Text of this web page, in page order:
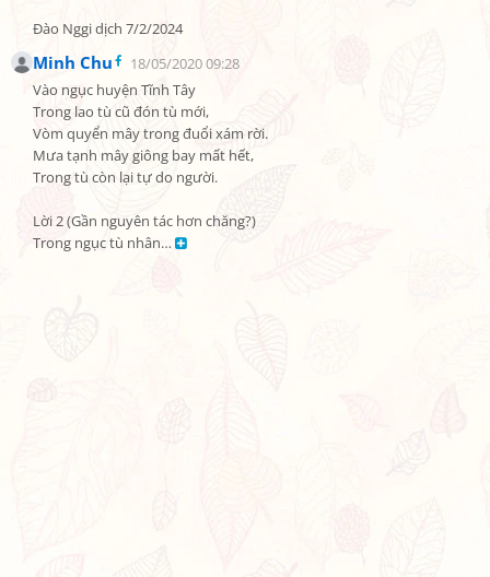
Đào Nggi dịch 7/2/2024
Minh Chu
18/05/2020 09:28
Vào ngục huyện Tĩnh Tây
Trong lao tù cũ đón tù mới,
Vòm quyển mây trong đuổi xám rời.
Mưa tạnh mây giông bay mất hết,
Trong tù còn lại tự do người.
Lời 2 (Gần nguyên tác hơn chăng?)
Trong ngục tù nhân…